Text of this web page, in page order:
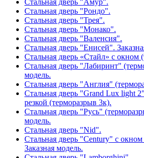
Стальная дверь "Рондо".
Стальная дверь "Трея".
Стальная дверь "Монако".
Стальная дверь "Валенсия".
Стальная дверь "Енисей".
Стальная дверь «Стайл» с окном
Стальная дверь "Лабиринт"
модель.
Стальная дверь "Англия"
Стальная дверь "Grand Lux light
резкой (терморазрыв 3к).
Стальная дверь "Русь"
модель.
Стальная дверь "Nid".
Стальная дверь "Century" с
Заказная модель.